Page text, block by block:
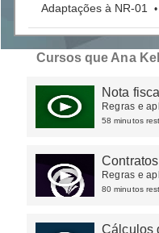
Adaptações à NR-01
•
Faturamento e
• 100%
Cálculos da Folha de
Cursos que Ana
Nota
Regras e
58 minutos
Regras e
80 minutos
Cálculos